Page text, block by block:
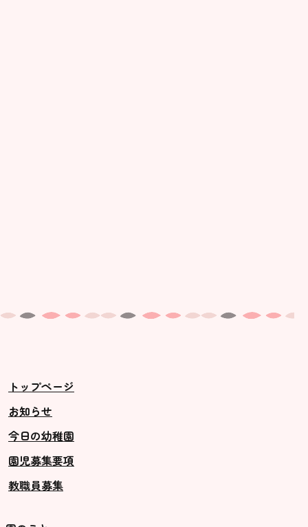
トップページ
お知らせ
今日の幼稚園
園児募集要項
教職員募集